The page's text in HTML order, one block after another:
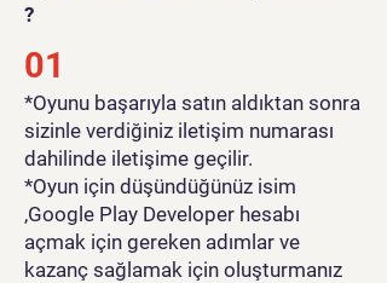
?
01
*Oyunu başarıyla satın aldıktan sonra
sizinle verdiğiniz iletişim numarası
dahilinde iletişime geçilir.
*Oyun için düşündüğünüz isim
,Google Play Developer hesabı
açmak için gereken adımlar ve
kazanç sağlamak için oluşturmanız